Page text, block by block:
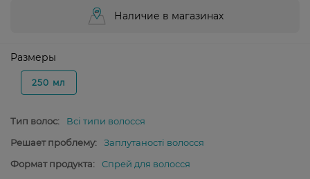
Наличие в магазинах
Размеры
250 мл
Тип волос:
Всі типи волосся
Решает проблему:
Заплутаності волосся
Формат продукта:
Спрей для волосся